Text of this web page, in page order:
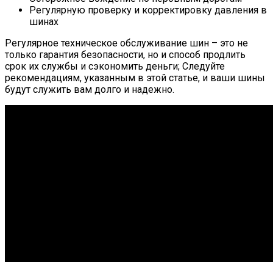
Регулярную проверку и корректировку давления в
шинах
Регулярное техническое обслуживание шин – это не
только гарантия безопасности, но и способ продлить
срок их службы и сэкономить деньги; Следуйте
рекомендациям, указанным в этой статье, и ваши шины
будут служить вам долго и надежно.